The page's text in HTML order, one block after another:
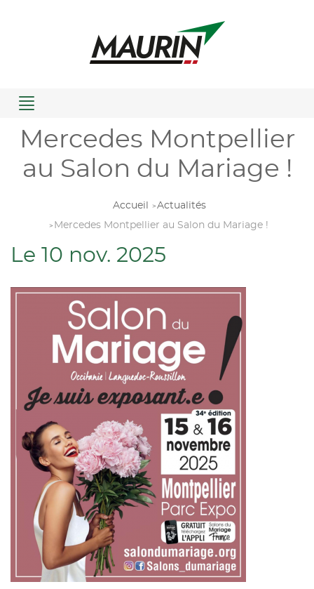
Menu
Mercedes Montpellier
au Salon du Mariage !
Accueil
Actualités
Mercedes Montpellier au Salon du Mariage !
Le 10 nov. 2025